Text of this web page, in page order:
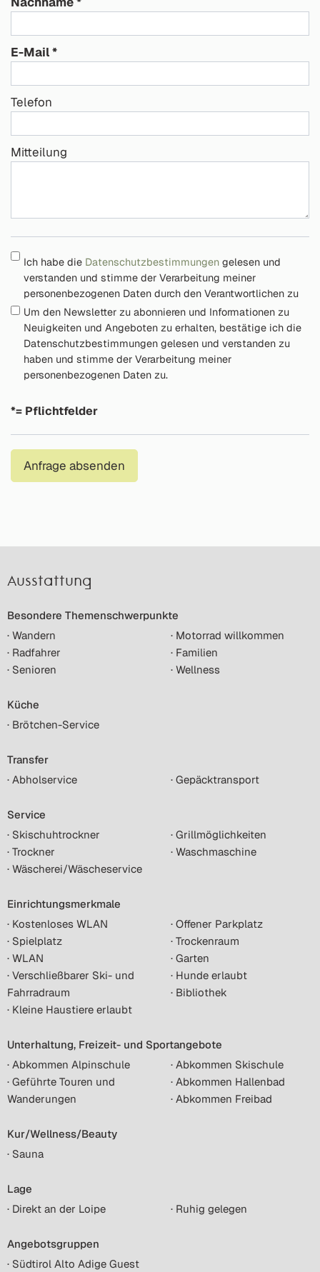
E-Mail
Telefon
Mitteilung
Ich habe die Datenschutzbestimmungen gelesen und
verstanden und stimme der Verarbeitung meiner
personenbezogenen Daten durch den Verantwortlichen zu
Um den Newsletter zu abonnieren und Informationen zu
Neuigkeiten und Angeboten zu erhalten, bestätige ich die
Datenschutzbestimmungen gelesen und verstanden zu
haben und stimme der Verarbeitung meiner
personenbezogenen Daten zu.
*= Pflichtfelder
Anfrage absenden
Ausstattung
Besondere Themenschwerpunkte
· Wandern
· Motorrad willkommen
· Radfahrer
· Familien
· Senioren
· Wellness
Küche
· Brötchen-Service
Transfer
· Abholservice
· Gepäcktransport
Service
· Skischuhtrockner
· Grillmöglichkeiten
· Trockner
· Waschmaschine
· Wäscherei/Wäscheservice
Einrichtungsmerkmale
· Kostenloses WLAN
· Offener Parkplatz
· Spielplatz
· Trockenraum
· WLAN
· Garten
· Verschließbarer Ski- und
Fahrradraum
· Hunde erlaubt
· Bibliothek
· Kleine Haustiere erlaubt
Unterhaltung, Freizeit- und Sportangebote
· Abkommen Alpinschule
· Abkommen Skischule
· Geführte Touren und
Wanderungen
· Abkommen Hallenbad
· Abkommen Freibad
Kur/Wellness/Beauty
· Sauna
Lage
· Direkt an der Loipe
· Ruhig gelegen
Angebotsgruppen
· Südtirol Alto Adige Guest